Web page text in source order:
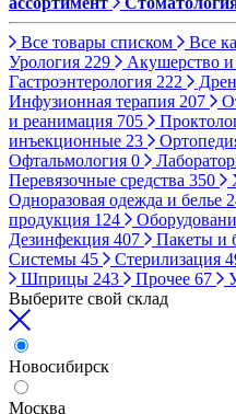
Все товары списком Все
Урология 229 Акушерство и
Гастроэнтерология 222
Инфузионная терапия 207
и реанимация 705
инъекционные 23
Офтальмология 0
Перевязочные средства 350
Одноразовая одежда и белье
продукция 124
Дезинфекция 407 Пакеты и
Системы 45 Стерилизация
Шприцы 243 Прочее 67
Выберите свой склад
Новосибирск
Москва